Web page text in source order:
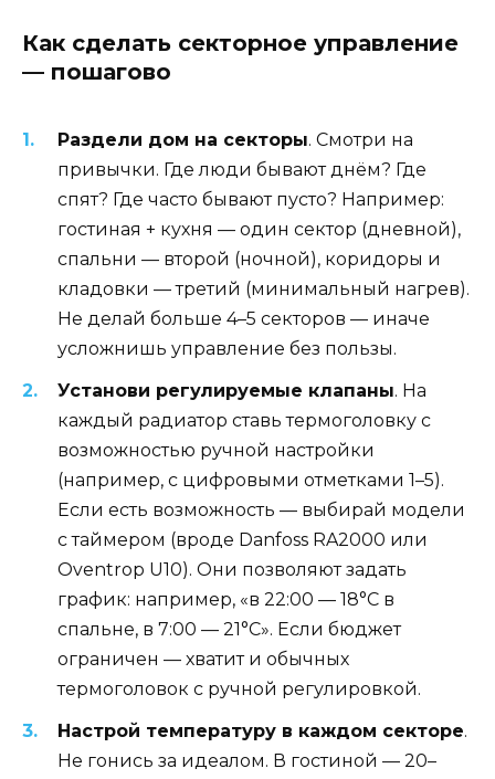
Как сделать секторное управление
— пошагово
Раздели дом на секторы. Смотри на
привычки. Где люди бывают днём? Где
спят? Где часто бывают пусто? Например:
гостиная + кухня — один сектор (дневной),
спальни — второй (ночной), коридоры и
кладовки — третий (минимальный нагрев).
Не делай больше 4–5 секторов — иначе
усложнишь управление без пользы.
Установи регулируемые клапаны. На
каждый радиатор ставь термоголовку с
возможностью ручной настройки
(например, с цифровыми отметками 1–5).
Если есть возможность — выбирай модели
с таймером (вроде Danfoss RA2000 или
Oventrop U10). Они позволяют задать
график: например, «в 22:00 — 18°C в
спальне, в 7:00 — 21°C». Если бюджет
ограничен — хватит и обычных
термоголовок с ручной регулировкой.
Настрой температуру в каждом секторе.
Не гонись за идеалом. В гостиной — 20–